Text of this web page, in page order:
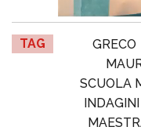
TAG GRECO
SCUOLA
INDAGINI